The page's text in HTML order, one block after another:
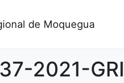
de Moquegua
2021-GRI